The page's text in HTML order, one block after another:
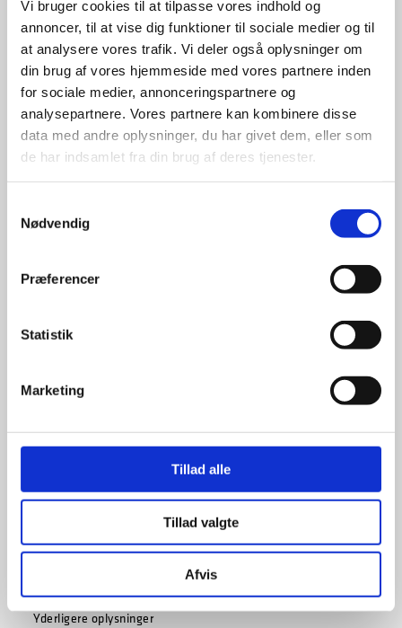
Vi bruger cookies til at tilpasse vores indhold og
annoncer, til at vise dig funktioner til sociale medier og til
at analysere vores trafik. Vi deler også oplysninger om
din brug af vores hjemmeside med vores partnere inden
for sociale medier, annonceringspartnere og
analysepartnere. Vores partnere kan kombinere disse
data med andre oplysninger, du har givet dem, eller som
de har indsamlet fra din brug af deres tjenester.
Nødvendig
Præferencer
Statistik
Marketing
Tillad alle
Tillad valgte
Afvis
Telefonnummer
Event type
Privat
Antal gæster
Yderligere oplysninger